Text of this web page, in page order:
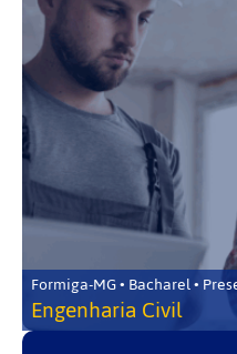
Formiga-MG • Bacharel •
Engenharia Civil